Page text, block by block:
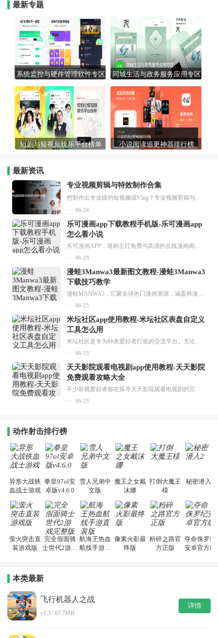
最新专题
系统监控与硬件管理软件专区 同城生活与政务服务应用专区
短剧与短视频娱乐平台榜单 小说阅读追更神器排行榜
最新资讯
专业视频剪辑与特效制作合集
06-24
乐可漫画app下载教程手机版-乐可漫画app
怎么看小说
乐可漫画APP，堪称主打免费与高清的在线漫画阅读神器。其官方版提供海量完整版漫画资源，无论是国内漫画，还是日漫、韩漫、台漫、美漫等国外漫画，应有尽有，随时供你阅读。只需轻点一下，便能直接进入阅读界面。不仅如此，乐可漫画最新版本更新速度极快，在这里，你总能抢先看到全网一手漫画章节内容！...
06-23
漫蛙3Manwa3最新图文教程-漫蛙3Manwa3
下载技巧教学
漫蛙MANWA3，汇聚全球热门漫画资源，涵盖韩漫、欧美漫画、国漫等多种类型，题材丰富多样，全方位满足用户阅读喜好。它不仅是阅读平台，更是创作平台，为广大用户打造零门槛创作环境。...
06-23
米坛社区app使用教程-米坛社区表盘自定义
工具怎么用
米坛社区是专为钟表爱好者打造的交流平台。无论你是初涉钟表领域的普通爱好者，还是拥有多年收藏经验的资深玩家，都能在此找到属于自己的天地。 无需注册，就能轻松参与其中。通过专业的讨论论坛与丰富的交互功能，你可与世界各地的钟表爱好者畅快交流。若你钟情于钟表，米坛社区无疑是值得一试的理想之选。在这里，你能获取最新的手表资讯，交流见解，提升鉴赏品味，让每一块手表都成为收藏故事中重要的一部分。感兴趣的朋友，不要错过下载机会。...
06-23
天天影院观看电视剧app使用教程-天天影院
免费观看攻略大全
不少影视爱好者都在探寻天天影院观看电视剧的完整方法，结合最新平台使用规则，本篇新手入门攻略全面讲解观看渠道、检索流程、播放设置以及画面模式调整等实用内容。全文适配手机、电脑等主流设备，步骤简洁易懂，无论是初次使用的新手，还是想要优化观影体验的用户，都能参照内容快速上手，熟练掌握平台各项操作技巧，轻松畅享影视内容。...
06-23
动作射击排行榜
异形大战铁
血战士游戏
拳皇97ol安
卓版v4.6.0
雪人兄弟中
文版
魔王之女戴
沫娜
打倒大魔王
様
秘密潜入2
萤火突击直
装游戏版
完全假面骑
士世代2游戏
航海王热血
航线手游直
像素火影最
终版
粉碎之路官
方正版
夺命侏罗纪
安卓官方版
本类最新
飞行机器人之战
v1.3 / 67.7MB
详情